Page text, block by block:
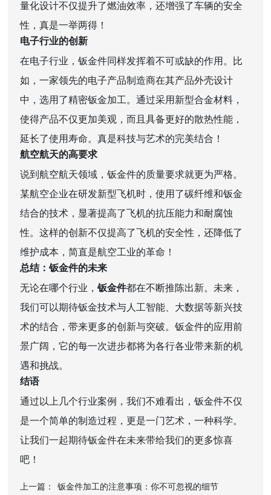
量化设计不仅提升了燃油效率，还增强了车辆的安全
性，真是一举两得！
电子行业的创新
在电子行业，钣金件同样发挥着不可或缺的作用。比
如，一家领先的电子产品制造商在其产品外壳设计
中，选用了精密钣金加工。通过采用新型合金材料，
使得产品不仅更加美观，而且具备更好的散热性能，
延长了使用寿命。真是科技与艺术的完美结合！
航空航天的高要求
说到航空航天领域，钣金件的质量要求就更为严格。
某航空企业在研发新型飞机时，使用了碳纤维和钣金
结合的技术，显著提高了飞机的抗压能力和耐腐蚀
性。这样的创新不仅提高了飞机的安全性，还降低了
维护成本，简直是航空工业的革命！
总结：钣金件的未来
无论在哪个行业，钣金件都在不断推陈出新。未来，
我们可以期待钣金技术与人工智能、大数据等新兴技
术的结合，带来更多的创新与突破。钣金件的应用前
景广阔，它的每一次进步都将为各行各业带来新的机
遇和挑战。
结语
通过以上几个行业案例，我们不难看出，钣金件不仅
是一个简单的制造过程，更是一门艺术，一种科学。
让我们一起期待钣金件在未来带给我们的更多惊喜
吧！
上一篇： 钣金件加工的注意事项：你不可忽视的细节